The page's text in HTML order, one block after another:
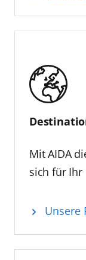
Mit AIDA
sich für Ihr
Unsere